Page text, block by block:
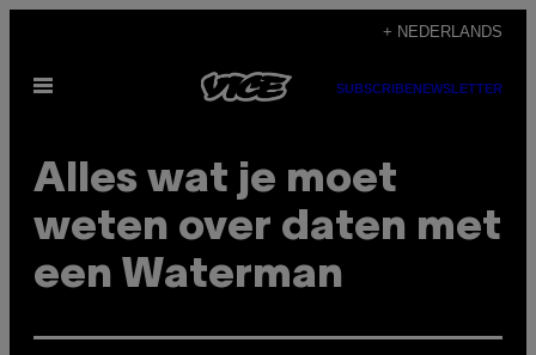
de
+ NEDERLANDS
Open
SUBSCRIBENEWSLETTER
Alles wat je moet
weten over daten met
een Waterman